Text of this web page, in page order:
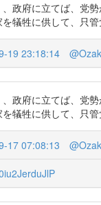
政府に立てば、党
を犠牲に供して、只
19 23:18:14
政府に立てば、党
を犠牲に供して、只
17 07:08:13